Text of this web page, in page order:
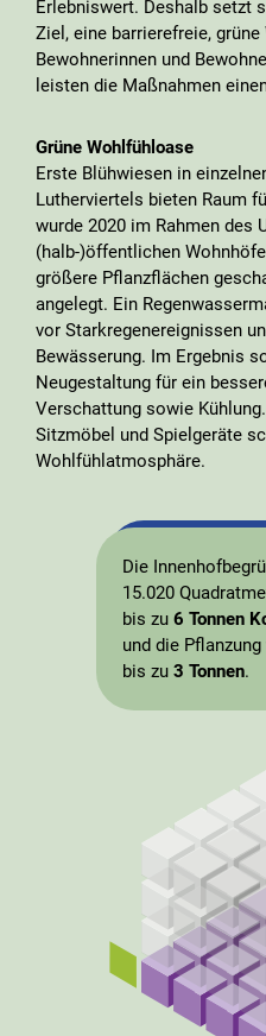
Erlebniswert. Deshalb setzt
Ziel, eine barrierefreie,
Bewohnerinnen und
leisten die Maßnahmen
Grüne Wohlfühloase
Erste Blühwiesen in
Lutherviertels bieten Raum
wurde 2020 im Rahmen des
(halb-)öffentlichen
größere Pflanzflächen
angelegt. Ein
vor Starkregenereignissen
Bewässerung. Im Ergebnis
Neugestaltung für ein
Verschattung sowie
Sitzmöbel und Spielgeräte
Wohlfühlatmosphäre.
Die
15.020
bis zu6 Tonnen
und die
bis zu 3 Tonnen.